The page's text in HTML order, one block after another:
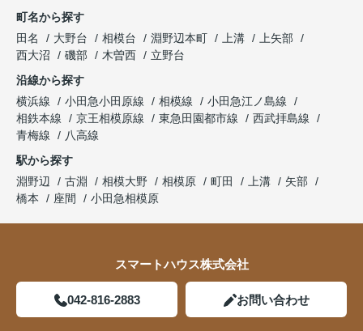
町名から探す
田名
大野台 相模台 淵野辺本町 上溝
上矢部
西大沼
磯部 木曽西
立野台
沿線から探す
横浜線
小田急小田原線 相模線
小田急江ノ島線
相鉄本線
京王相模原線 東急田園都市線
西武拝島線
青梅線
八高線
駅から探す
淵野辺
古淵 相模大野 相模原 町田 上溝
矢部
橋本
座間 小田急相模原
スマートハウス株式会社
042-816-2883 お問い合わせ